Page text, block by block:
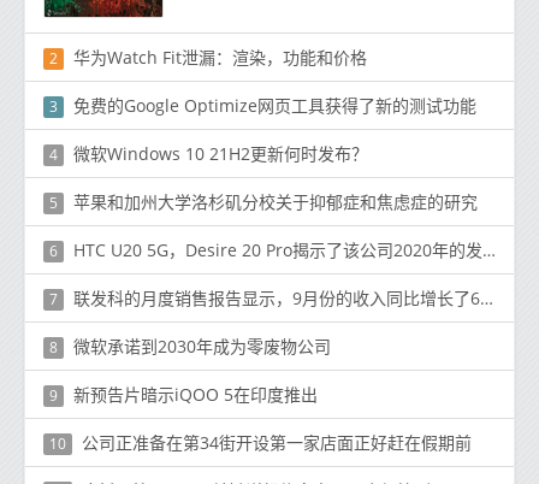
2 华为Watch Fit泄漏：渲染，功能和价格
3 免费的Google Optimize网页工具获得了新的测试功能
4 微软Windows 10 21H2更新何时发布？
5 苹果和加州大学洛杉矶分校关于抑郁症和焦虑症的研究
6 HTC U20 5G，Desire 20 Pro揭示了该公司2020年的发展
7 联发科的月度销售报告显示，9月份的收入同比增长了61.2％
8 微软承诺到2030年成为零废物公司
9 新预告片暗示iQOO 5在印度推出
10 公司正准备在第34街开设第一家店面正好赶在假期前